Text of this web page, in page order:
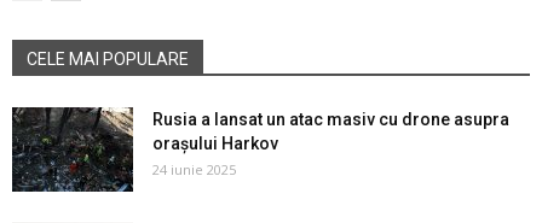
CELE MAI POPULARE
Rusia a lansat un atac masiv cu drone asupra
orașului Harkov
24 iunie 2025